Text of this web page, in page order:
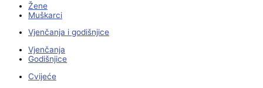
Žene
Muškarci
Vjenčanja i godišnjice
Vjenčanja
Godišnjice
Cvijeće